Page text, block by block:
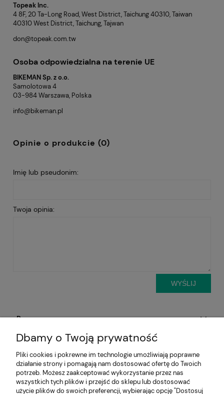
Topeak Inc.
4 8F, 20 Ta-Long Road, West District, Taichung 40310, Taiwan
40310 West District, Taichung, Tajwan
don@topeak.com.tw
Osoba odpowiedzialna na terenie UE
BIKEMAN Sp. z o.o.
Samolotowa 4
03-984 Warszawa, Polska
info@bikeman.pl
Opinie o produkcie (0)
Imię lub pseudonim:
Twoja opinia:
WYŚLIJ
Pomoc
Aktualności
Moje konto
Płatności i dostawa
Dbamy o Twoją prywatność
Pliki cookies i pokrewne im technologie umożliwiają poprawne
działanie strony i pomagają nam dostosować ofertę do Twoich
potrzeb. Możesz zaakceptować wykorzystanie przez nas
wszystkich tych plików i przejść do sklepu lub dostosować
użycie plików do swoich preferencji, wybierając opcję "Dostosuj